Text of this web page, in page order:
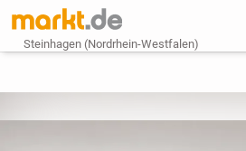
Steinhagen (Nordrhein-Westfalen)